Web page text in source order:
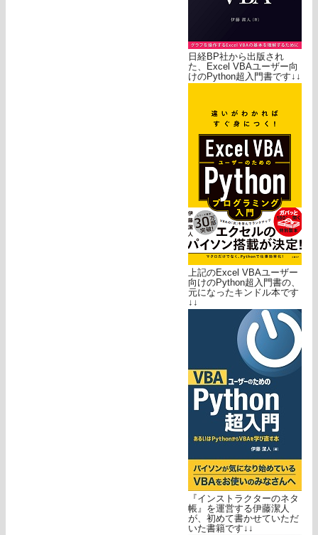
日経BP社から出版され
た、Excel VBAユーザー向
けのPython超入門書です↓↓
上記のExcel VBAユーザー
向けのPython超入門書の、
元になったキンドル本です
↓↓
『インストラクターのネタ
帳』を運営する伊藤潔人
が、初めて書かせていただ
いた書籍です↓↓